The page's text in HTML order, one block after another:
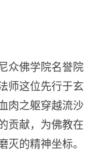
众佛学院名誉院
师这位先行于玄
肉之躯穿越流沙
贡献，为佛教在
灭的精神坐标。